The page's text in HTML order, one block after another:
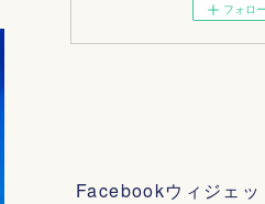
フォロー
Facebookウィジェッ